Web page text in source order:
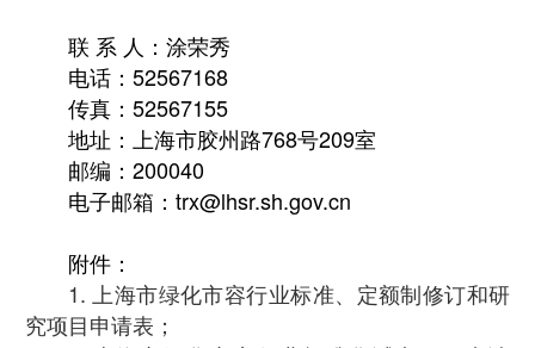
联 系 人：涂荣秀
电话：52567168
传真：52567155
地址：上海市胶州路768号209室
邮编：200040
电子邮箱：trx@lhsr.sh.gov.cn
附件：
1. 上海市绿化市容行业标准、定额制修订和研
究项目申请表；